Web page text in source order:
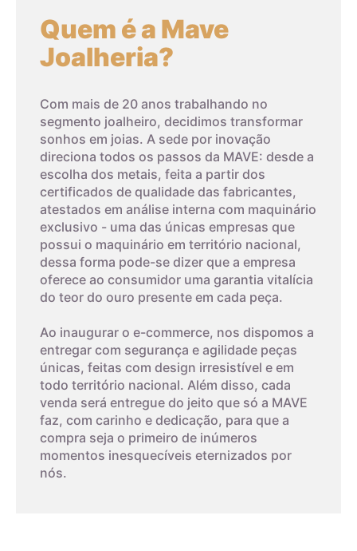
Quem é a Mave
Joalheria?
Com mais de 20 anos trabalhando no
segmento joalheiro, decidimos transformar
sonhos em joias. A sede por inovação
direciona todos os passos da MAVE: desde a
escolha dos metais, feita a partir dos
certificados de qualidade das fabricantes,
atestados em análise interna com maquinário
exclusivo - uma das únicas empresas que
possui o maquinário em território nacional,
dessa forma pode-se dizer que a empresa
oferece ao consumidor uma garantia vitalícia
do teor do ouro presente em cada peça.
Ao inaugurar o e-commerce, nos dispomos a
entregar com segurança e agilidade peças
únicas, feitas com design irresistível e em
todo território nacional. Além disso, cada
venda será entregue do jeito que só a MAVE
faz, com carinho e dedicação, para que a
compra seja o primeiro de inúmeros
momentos inesquecíveis eternizados por
nós.